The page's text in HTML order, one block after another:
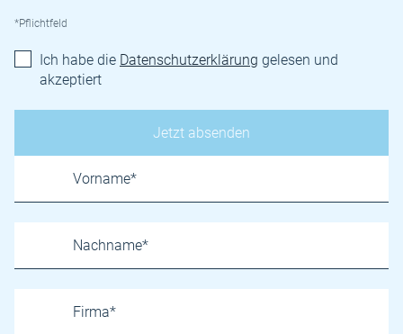
*Pflichtfeld
Ich habe die Datenschutzerklärung gelesen und
akzeptiert